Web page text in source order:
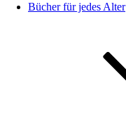
Bücher für jedes Alter